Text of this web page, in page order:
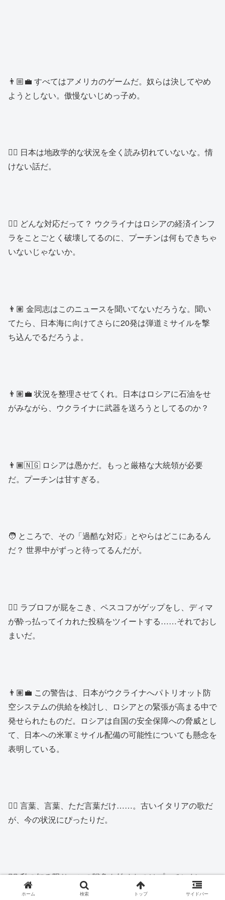
👨🏼‍💼 すべてはアメリカのゲームだ。奴らは決してやめ
ようとしない。傲慢ないじめっ子め。
👱‍♂️ 日本は地政学的な状況を全く読み切れていないな。情
けない話だ。
👱‍♂️ どんな対応だって？ ウクライナはロシアの経済インフ
ラをことごとく破壊してるのに、プーチンは何もできちゃ
いないじゃないか。
👨🏽 金同志はこのニュースを聞いてないだろうな。聞い
てたら、日本海に向けてさらに20発は弾道ミサイルを撃
ち込んでるだろうよ。
👨🏽‍💼 状況を整理させてくれ。日本はロシアに石油をせ
がみながら、ウクライナに武器を送ろうとしてるのか？
👨🏾🇳🇬 ロシアは愚かだ。もっと厳格な大統領が必要
だ。プーチンは甘すぎる。
🧑 ところで、その「過酷な対応」とやらはどこにあるん
だ？ 世界中がずっと待ってるんだが。
👱‍♂️ ラブロフが屁をこき、ペスコフがゲップをし、ディマ
が酔っ払ってイカれた投稿をツイートする……それでおし
まいだ。
👨🏽‍💼 この警告は、日本がウクライナへパトリオット防
空システムの供給を検討し、ロシアとの緊張が高まる中で
発せられたものだ。ロシアは自国の安全保障への脅威とし
て、日本への米軍ミサイル配備の可能性についても懸念を
表明している。
👱‍♂️ 言葉、言葉、ただ言葉だけ……。古いイタリアの歌だ
が、今の状況にぴったりだ。
👱‍♂️ 私の知る限り、この戦争を始めたのはプーチンだ。
ホーム 検索 トップ サイドバー